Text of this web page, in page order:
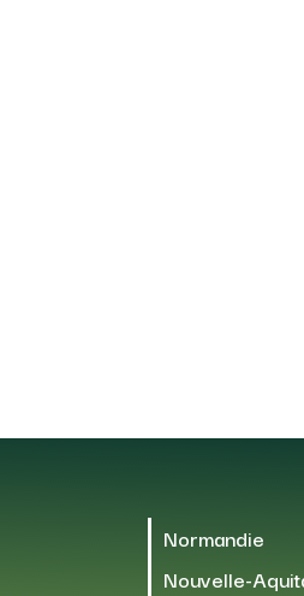
Normandie
Nouvelle-